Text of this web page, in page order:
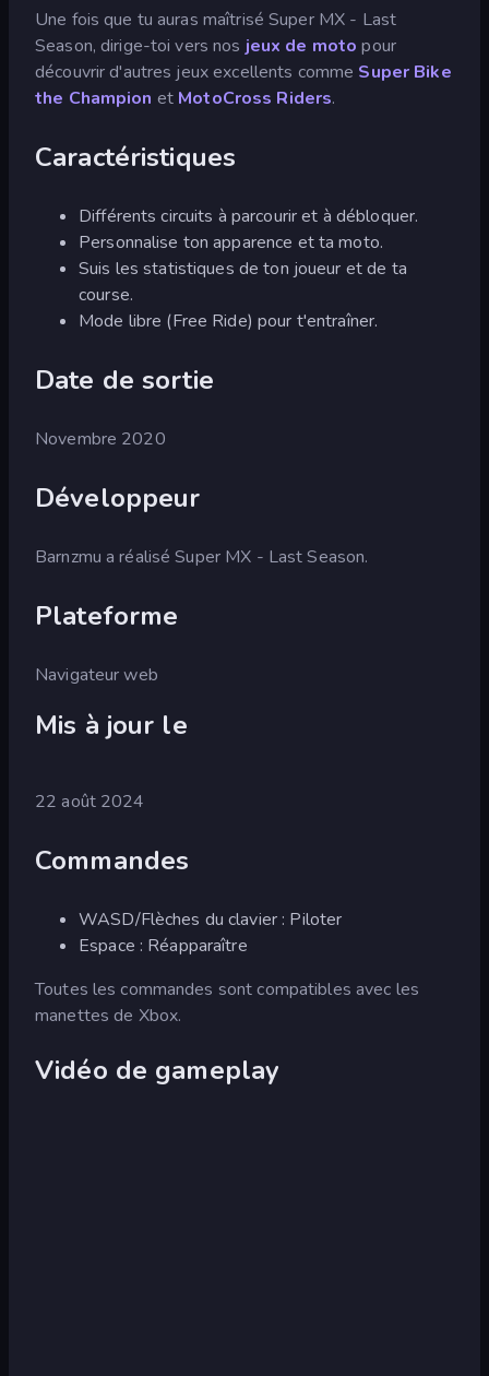
Une fois que tu auras maîtrisé Super MX - Last
Season, dirige-toi vers nos jeux de motopour
découvrir d'autres jeux excellents comme Super Bike
the Champion et MotoCross Riders.
Caractéristiques
Différents circuits à parcourir et à débloquer.
Personnalise ton apparence et ta moto.
Suis les statistiques de ton joueur et de ta
course.
Mode libre (Free Ride) pour t'entraîner.
Date de sortie
Novembre 2020
Développeur
Barnzmu a réalisé Super MX - Last Season.
Plateforme
Navigateur web
Mis à jour le
22 août 2024
Commandes
WASD/Flèches du clavier : Piloter
Espace : Réapparaître
Toutes les commandes sont compatibles avec les
manettes de Xbox.
Vidéo de gameplay